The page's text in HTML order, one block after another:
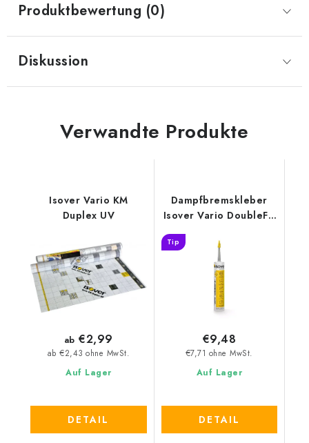
Produktbewertung (0)
Diskussion
Verwandte Produkte
Isover Vario KM
Duplex UV
Auf Lager
ab €2,43 ohne MwSt.
ab €2,99
DETAIL
Dampfbremskleber
Isover Vario DoubleFit
Tip
Auf Lager
€7,71 ohne MwSt.
€9,48
DETAIL